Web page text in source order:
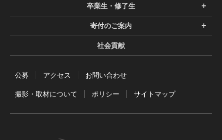
卒業生・修了生
寄付のご案内
社会貢献
公募 アクセス お問い合わせ
撮影・取材について ポリシー サイトマップ